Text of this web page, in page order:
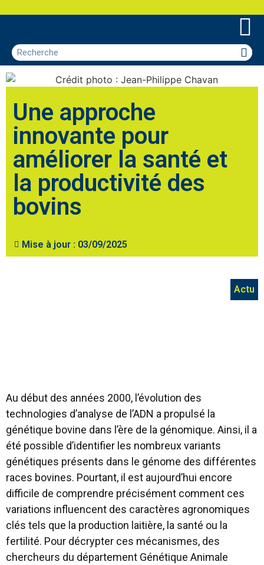
Une approche
innovante pour
améliorer la santé et
la productivité des
bovins
Mise à jour : 03/09/2025
Actu
Au début des années 2000, l’évolution des
technologies d’analyse de l’ADN a propulsé la
génétique bovine dans l’ère de la génomique. Ainsi, il a
été possible d’identifier les nombreux variants
génétiques présents dans le génome des différentes
races bovines. Pourtant, il est aujourd’hui encore
difficile de comprendre précisément comment ces
variations influencent des caractères agronomiques
clés tels que la production laitière, la santé ou la
fertilité. Pour décrypter ces mécanismes, des
chercheurs du département Génétique Animale